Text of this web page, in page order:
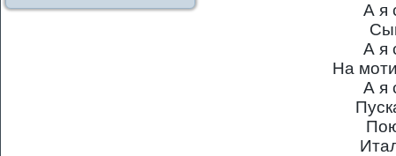
А я
А я
На
А я